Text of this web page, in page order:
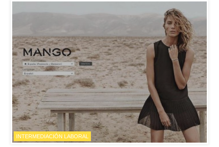
INTERMEDIACIÓN LABORAL